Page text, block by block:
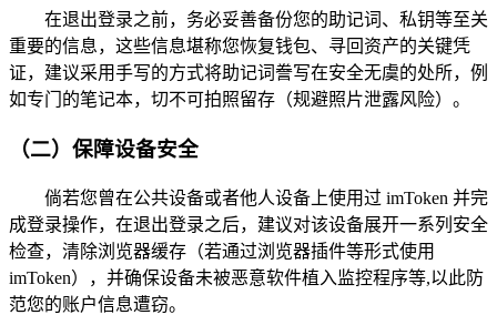
在退出登录之前，务必妥善备份您的助记词、私钥等至关
重要的信息，这些信息堪称您恢复钱包、寻回资产的关键凭
证，建议采用手写的方式将助记词誊写在安全无虞的处所，例
如专门的笔记本，切不可拍照留存（规避照片泄露风险）。
（二）保障设备安全
倘若您曾在公共设备或者他人设备上使用过 imToken 并完
成登录操作，在退出登录之后，建议对该设备展开一系列安全
检查，清除浏览器缓存（若通过浏览器插件等形式使用
imToken），并确保设备未被恶意软件植入监控程序等,以此防
范您的账户信息遭窃。